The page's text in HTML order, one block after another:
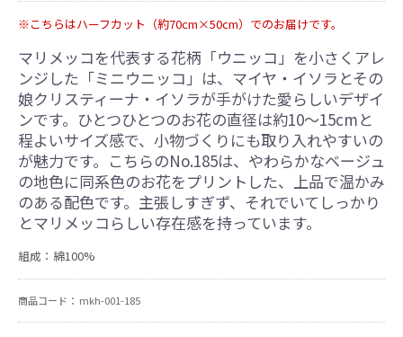
※こちらはハーフカット（約70cm×50cm）でのお届けです。
マリメッコを代表する花柄「ウニッコ」を小さくアレ
ンジした「ミニウニッコ」は、マイヤ・イソラとその
娘クリスティーナ・イソラが手がけた愛らしいデザイ
ンです。ひとつひとつのお花の直径は約10～15cmと
程よいサイズ感で、小物づくりにも取り入れやすいの
が魅力です。こちらのNo.185は、やわらかなベージュ
の地色に同系色のお花をプリントした、上品で温かみ
のある配色です。主張しすぎず、それでいてしっかり
とマリメッコらしい存在感を持っています。
組成：綿100%
商品コード： mkh-001-185